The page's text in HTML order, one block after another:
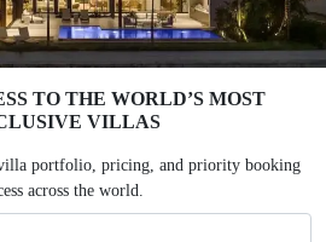
domestique
TO THE WORLD’S MOST
VILLAS
portfolio, pricing, and priority booking
across the world.